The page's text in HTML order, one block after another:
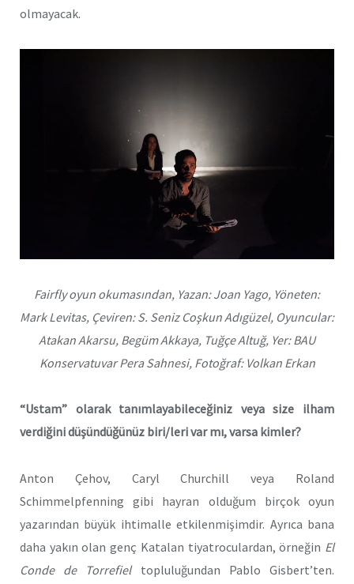
olmayacak.
Fairfly oyun okumasından, Yazan: Joan Yago, Yöneten:
Mark Levitas, Çeviren: S. Seniz Coşkun Adıgüzel, Oyuncular:
Atakan Akarsu, Begüm Akkaya, Tuğçe Altuğ, Yer: BAU
Konservatuvar Pera Sahnesi, Fotoğraf: Volkan Erkan
“Ustam” olarak tanımlayabileceğiniz veya size ilham
verdiğini düşündüğünüz biri/leri var mı, varsa kimler?
Anton Çehov, Caryl Churchill veya Roland
Schimmelpfenning gibi hayran olduğum birçok oyun
yazarından büyük ihtimalle etkilenmişimdir. Ayrıca bana
daha yakın olan genç Katalan tiyatroculardan, örneğin El
Conde de Torrefieltopluluğundan Pablo Gisbert’ten.